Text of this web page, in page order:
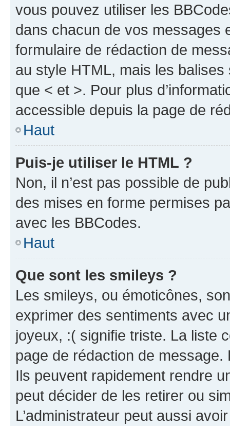
vous pouvez utiliser les
dans chacun de vos messages
formulaire de rédaction de
au style HTML, mais les
que < et >. Pour plus
accessible depuis la page de
Haut
Puis-je utiliser le HTML ?
Non, il n’est pas possible de
des mises en forme permises
avec les BBCodes.
Haut
Que sont les smileys ?
Les smileys, ou émoticônes,
exprimer des sentiments avec
joyeux, :( signifie triste. La liste
page de rédaction de
Ils peuvent rapidement rendre
peut décider de les retirer ou
L’administrateur peut aussi